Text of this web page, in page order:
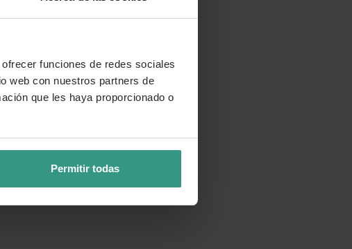
funciones de redes sociales
web con nuestros partners de
que les haya proporcionado o
Permitir todas